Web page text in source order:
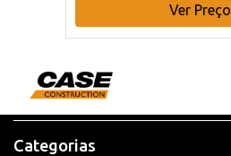
Ver Preço
Categorias